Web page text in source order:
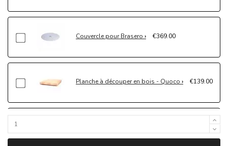
Couvercle pour Brasero €369.00
Planche à découper en bois - Quoco €139.00